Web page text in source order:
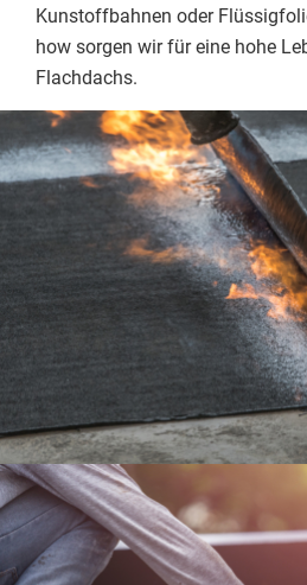
Kunstoffbahnen oder
how sorgen wir für eine hohe
Flachdachs.